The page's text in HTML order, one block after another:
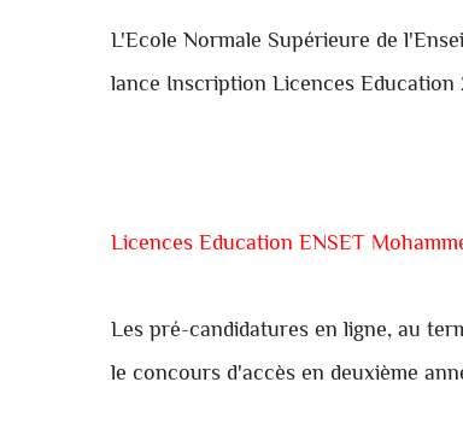
L'Ecole Normale Supérieure de
lance Inscription Licences
Licences Education ENSET
Les pré-candidatures en ligne, au
le concours d'accès en deuxième